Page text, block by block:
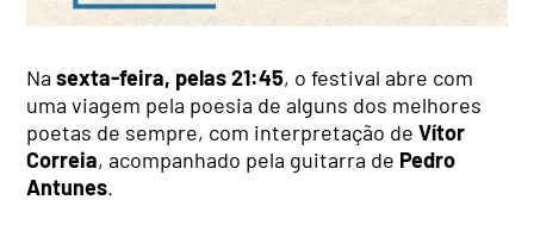
Nasexta-feira, pelas 21:45, o festival abre com
uma viagem pela poesia de alguns dos melhores
poetas de sempre, com interpretação de Vítor
Correia, acompanhado pela guitarra de Pedro
Antunes.